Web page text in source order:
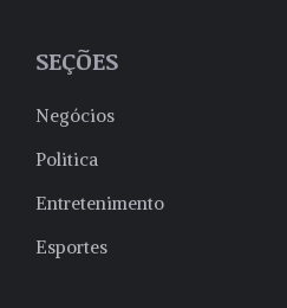
SEÇÕES
Negócios
Politica
Entretenimento
Esportes